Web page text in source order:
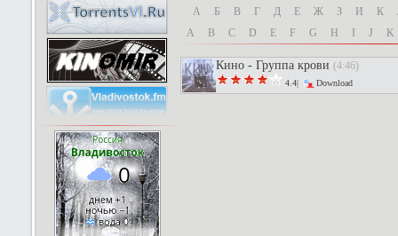
А
Б В Г Д Е Ж З И К
A
B C D E F G H J K
Кино - Группа крови (4:46)
4.4| Download